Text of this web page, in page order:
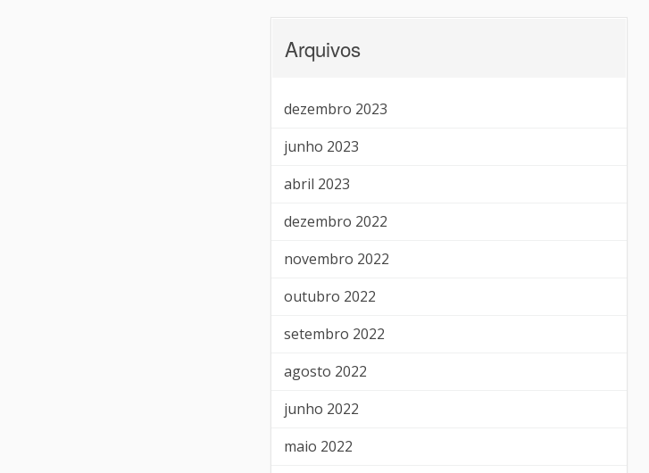
Arquivos
dezembro 2023
junho 2023
abril 2023
dezembro 2022
novembro 2022
outubro 2022
setembro 2022
agosto 2022
junho 2022
maio 2022